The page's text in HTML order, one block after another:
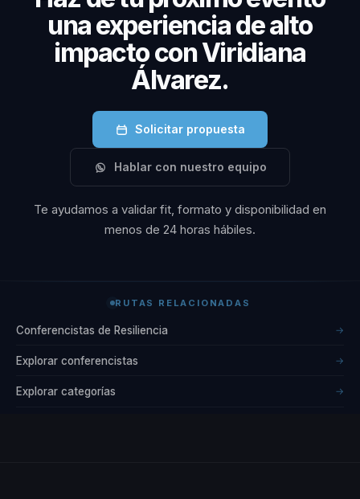
llevar a alcanzar
extraordinarios. Su
vida es un ejemplo de
cómo los límites
superados y cómo
cada desafío es una
oportunidad para
crecer y aprender.
inspirar a otros,
huella significativa en
el mundo del
una experiencia de alto
impacto con Viridiana
Álvarez.
Solicitar propuesta
Hablar con nuestro equipo
Te ayudamos a validar fit, formato y disponibilidad en
menos de 24 horas hábiles.
RUTAS RELACIONADAS
Conferencistas de Resiliencia →
Explorar conferencistas →
Explorar categorías →